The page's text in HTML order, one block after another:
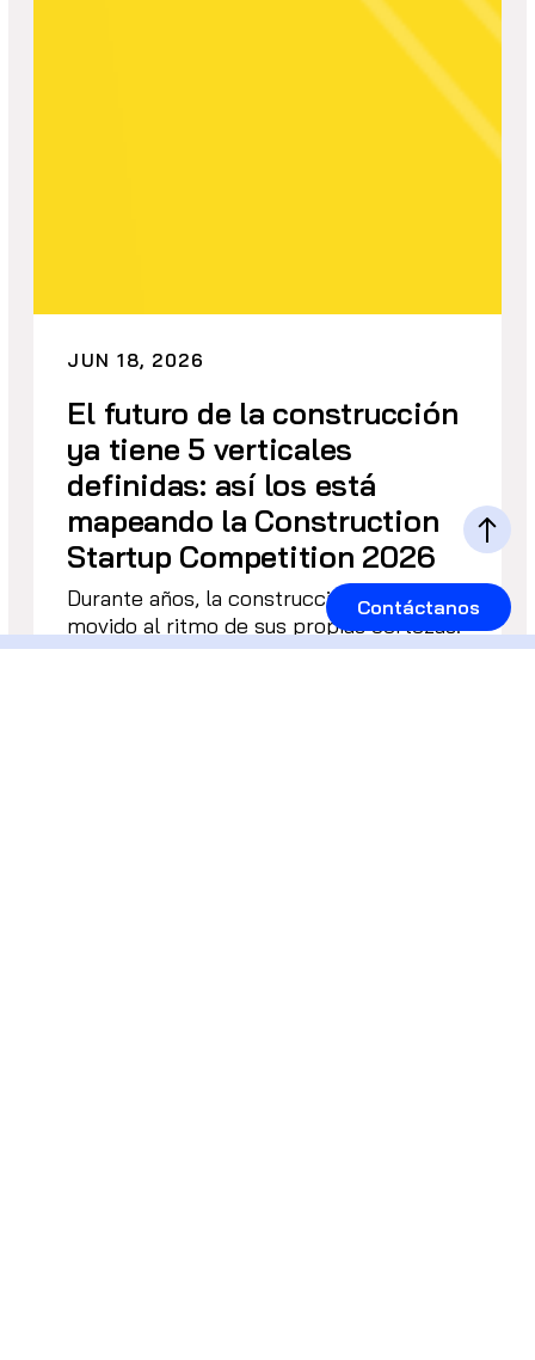
JUN 18, 2026
El futuro de la construcción
ya tiene 5 verticales
definidas: así los está
mapeando la Construction
Startup Competition 2026
Durante años, la construcción se ha
movido al ritmo de sus propias certezas:
planos, plazos, materiales y mano de
Contáctanos